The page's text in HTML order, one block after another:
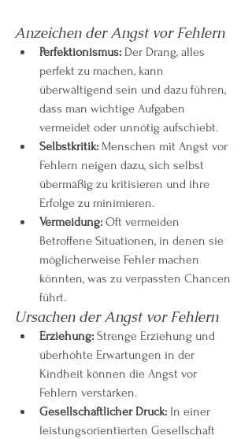
Anzeichen der Angst vor Fehlern
Perfektionismus: Der Drang, alles
perfekt zu machen, kann
überwältigend sein und dazu führen,
dass man wichtige Aufgaben
vermeidet oder unnötig aufschiebt.
Selbstkritik: Menschen mit Angst vor
Fehlern neigen dazu, sich selbst
übermäßig zu kritisieren und ihre
Erfolge zu minimieren.
Vermeidung: Oft vermeiden
Betroffene Situationen, in denen sie
möglicherweise Fehler machen
könnten, was zu verpassten Chancen
führt.
Ursachen der Angst vor Fehlern
Erziehung: Strenge Erziehung und
überhöhte Erwartungen in der
Kindheit können die Angst vor
Fehlern verstärken.
Gesellschaftlicher Druck: In einer
leistungsorientierten Gesellschaft